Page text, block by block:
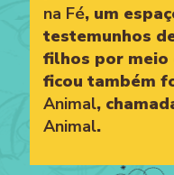
na Fé, um
testemunhos
filhos por meio
ficou também
Animal,
Animal.